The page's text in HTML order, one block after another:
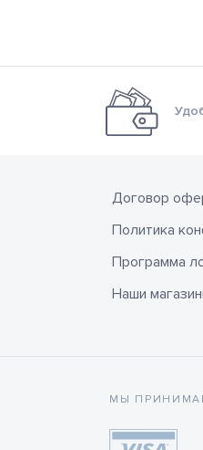
Договор
Политика
Программа
Наши
МЫ